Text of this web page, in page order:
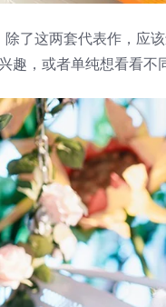
了这两套代表作，应
趣，或者单纯想看看不